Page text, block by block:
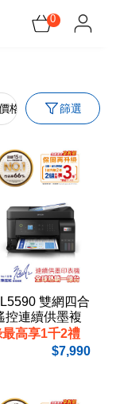
0
機器找耗材
格↑ 價格↓
篩選
雙網四合
控連續供墨複
最高享1千2禮
7,990